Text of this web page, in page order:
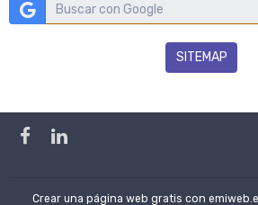
SITEMAP
Crear una página web gratis con